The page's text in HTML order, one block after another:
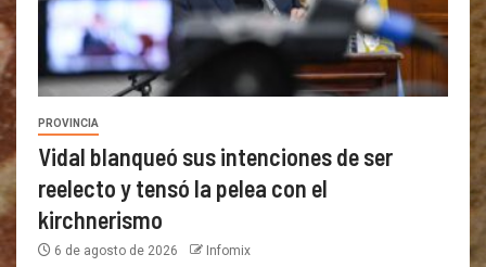
PROVINCIA
Vidal blanqueó sus intenciones de ser
reelecto y tensó la pelea con el
kirchnerismo
6 de agosto de 2026 Infomix